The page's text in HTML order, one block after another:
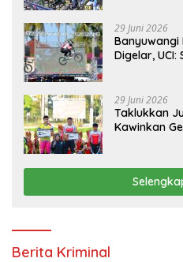
29 Juni 2026
Banyuwangi
Digelar, UCI:
29 Juni 2026
Taklukkan
Kawinkan
Berita Kriminal